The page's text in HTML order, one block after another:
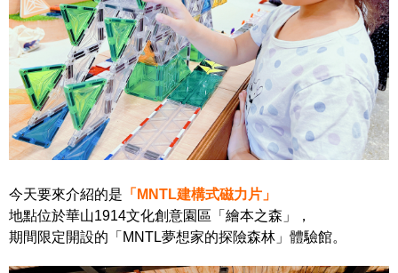
今天要來介紹的是 「MNTL建構式磁力片」
地點位於華山1914文化創意園區「繪本之森」，
期間限定開設的「MNTL夢想家的探險森林」體驗館。